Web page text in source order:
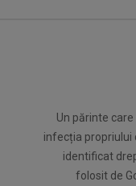
Un părinte
infecția propriului
identificat
folosit de